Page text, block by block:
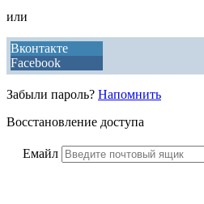
или
Вконтакте
Facebook
Забыли пароль? Напомнить
Восстановление доступа
Емайл